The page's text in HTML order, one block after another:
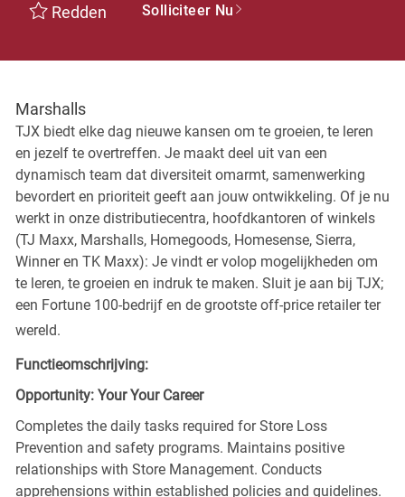
Redden Solliciteer Nu
Marshalls
TJX biedt elke dag nieuwe kansen om te groeien, te leren
en jezelf te overtreffen. Je maakt deel uit van een
dynamisch team dat diversiteit omarmt, samenwerking
bevordert en prioriteit geeft aan jouw ontwikkeling. Of je nu
werkt in onze distributiecentra, hoofdkantoren of winkels
(TJ Maxx, Marshalls, Homegoods, Homesense, Sierra,
Winner en TK Maxx): Je vindt er volop mogelijkheden om
te leren, te groeien en indruk te maken. Sluit je aan bij TJX;
een Fortune 100-bedrijf en de grootste off-price retailer ter
wereld.
Functieomschrijving:
Opportunity: Your Your Career
Completes the daily tasks required for Store Loss
Prevention and safety programs. Maintains positive
relationships with Store Management. Conducts
apprehensions within established policies and guidelines.